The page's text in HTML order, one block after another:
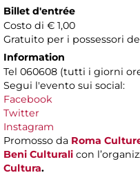
Billet d'entrée
Costo di € 1,00
Gratuito per i possessori
Information
Tel 060608 (tutti i giorni
Segui l'evento sui social:
Facebook
Twitter
Instagram
Promosso da Roma
Beni Culturali con
Cultura.